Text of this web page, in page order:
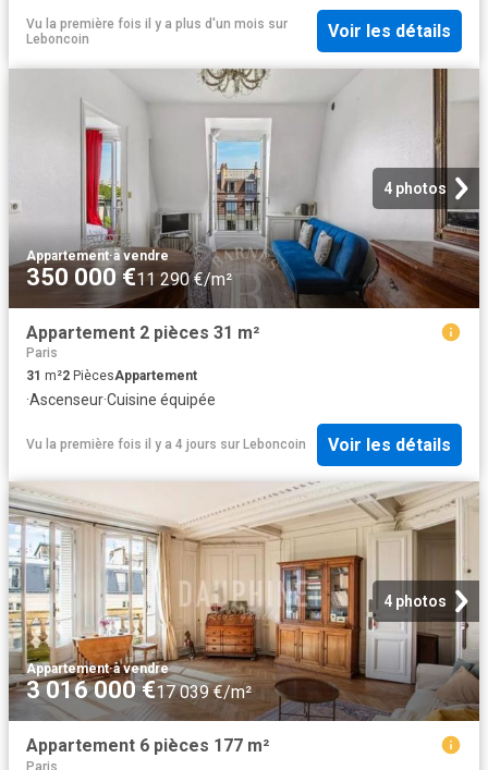
Vu la première fois il y a plus d'un mois sur
Leboncoin
Voir les détails
4 photos
Appartement·à vendre
350 000 €11 290 €/m²
Appartement 2 pièces 31 m²
Paris
31 m²2 PiècesAppartement
·Ascenseur·Cuisine équipée
Vu la première fois il y a 4 jours sur Leboncoin Voir les détails
4 photos
Appartement·à vendre
3 016 000 €17 039 €/m²
Appartement 6 pièces 177 m²
Paris